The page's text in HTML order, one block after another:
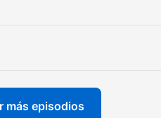
más episodios